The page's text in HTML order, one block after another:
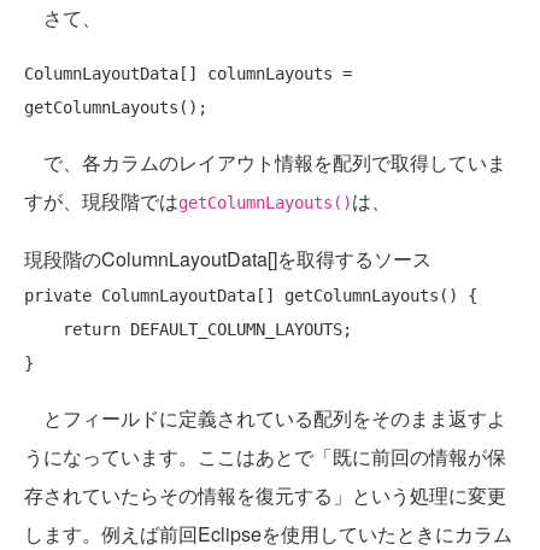
さて、
ColumnLayoutData[] columnLayouts =
で、各カラムのレイアウト情報を配列で取得していま
すが、現段階ではgetColumnLayouts()は、
現段階のColumnLayoutData[]を取得するソース
private ColumnLayoutData[] getColumnLayouts() {
return DEFAULT_COLUMN_LAYOUTS;
とフィールドに定義されている配列をそのまま返すよ
うになっています。ここはあとで「既に前回の情報が保
存されていたらその情報を復元する」という処理に変更
します。例えば前回Eclipseを使用していたときにカラム